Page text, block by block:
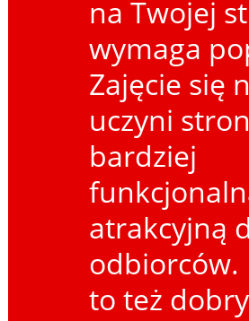
na Twojej
wymaga
Zajęcie się
uczyni
bardziej
atrakcyjną
odbiorców.
to też dobry